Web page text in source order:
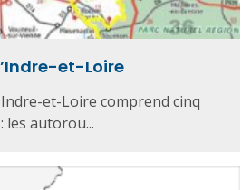
et-Loire
et-Loire comprend cinq
les autorou...